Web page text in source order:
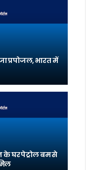
प्रपोजल, भारत में
के घर पेट्रोल बम से